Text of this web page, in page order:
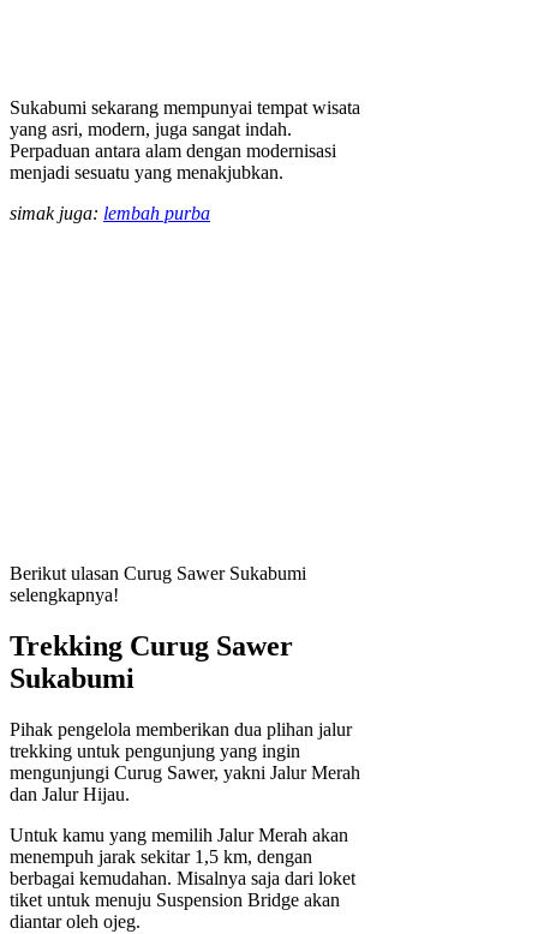
Sukabumi sekarang mempunyai tempat wisata
yang asri, modern, juga sangat indah.
Perpaduan antara alam dengan modernisasi
menjadi sesuatu yang menakjubkan.
simak juga: lembah purba
Berikut ulasan Curug Sawer Sukabumi
selengkapnya!
Trekking Curug Sawer
Sukabumi
Pihak pengelola memberikan dua plihan jalur
trekking untuk pengunjung yang ingin
mengunjungi Curug Sawer, yakni Jalur Merah
dan Jalur Hijau.
Untuk kamu yang memilih Jalur Merah akan
menempuh jarak sekitar 1,5 km, dengan
berbagai kemudahan. Misalnya saja dari loket
tiket untuk menuju Suspension Bridge akan
diantar oleh ojeg.